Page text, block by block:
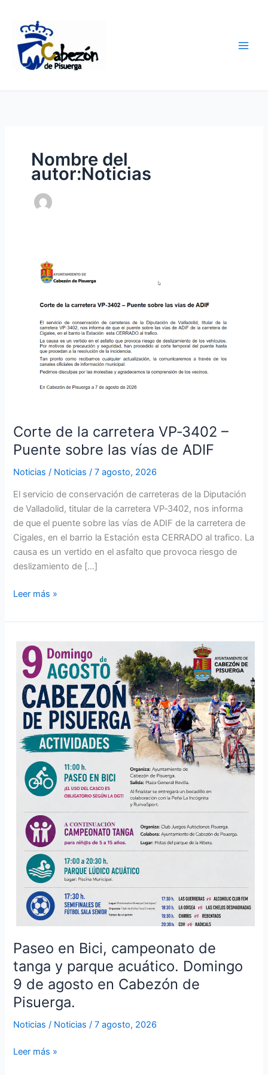
contenido
Nombre del
autor:Noticias
Corte de la carretera VP‑3402 –
Puente sobre las vías de ADIF
Noticias / Noticias /7 agosto, 2026
El servicio de conservación de carreteras de la Diputación
de Valladolid, titular de la carretera VP‑3402, nos informa
de que el puente sobre las vías de ADIF de la carretera de
Cigales, en el barrio la Estación esta CERRADO al trafico. La
causa es un vertido en el asfalto que provoca riesgo de
deslizamiento de […]
carretera
Puente
Leer más »
Paseo en Bici, campeonato de
tanga y parque acuático. Domingo
9 de agosto en Cabezón de
Pisuerga.
Noticias / Noticias/7 agosto, 2026
en
Bici,
campeonato
de
tanga
parque
Domingo
agosto
Cabezón
Pisuerga.
Leer más »